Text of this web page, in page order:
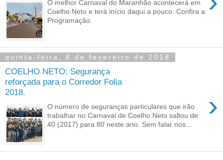
O melhor Carnaval do Maranhão acontecerá em
Coelho Neto e terá início daqui a pouco. Confira a
Programação.
quinta-feira, 8 de fevereiro de 2018
COELHO NETO: Segurança
reforçada para o Corredor Folia
2018.
›
O número de seguranças particulares que irão
trabalhar no Carnaval de Coelho Neto saltou de
40 (2017) para 80 neste ano. Sem falar nos...